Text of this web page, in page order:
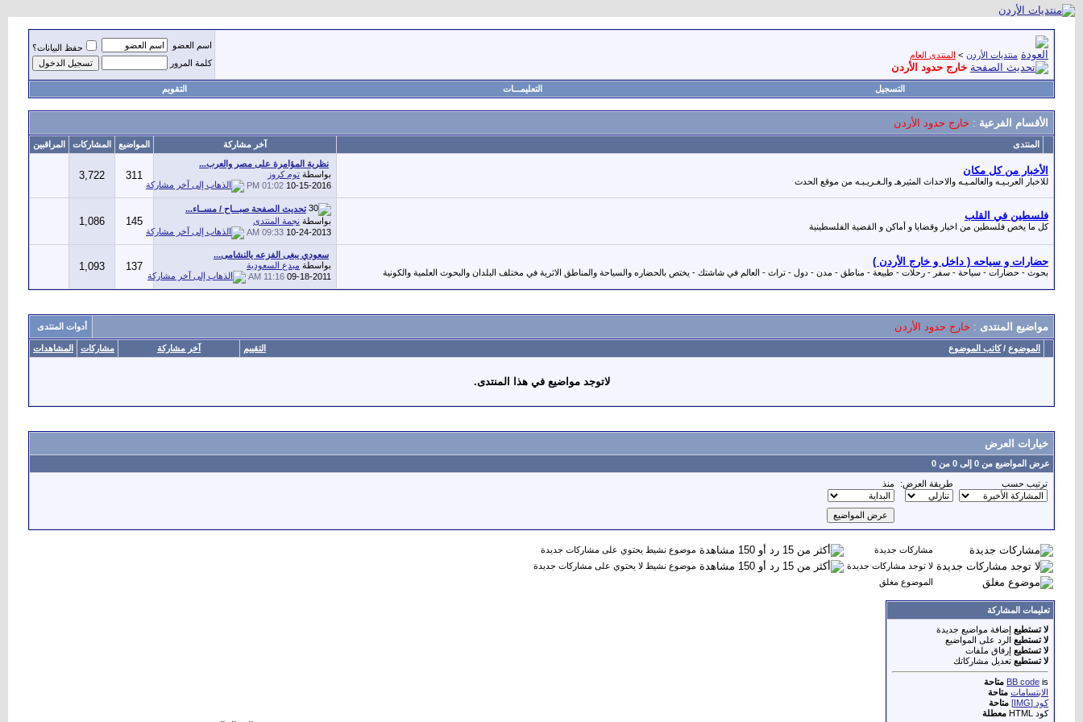
منتديات الأردن > المنتدى العام
خارج حدود الأردن
اسم العضو
حفظ البيانات؟
كلمة المرور
التسجيل التعليمـــات التقويم
الأقسام الفرعية : خارج حدود الأردن
المنتدى آخر مشاركة المواضيع المشاركات المراقبين
الأخبار من كل مكان
للاخبار العربـيـه والعالمـيـه والاحداث المثيرهـ والـغـريـبـه من موقع الحدث
نظرية المؤامرة على مصر والعرب...
بواسطة توم كروز
10-15-2016
01:02 PM
311
3,722
فلسطين في القلب
كل ما يخص فلسطين من اخبار وقضايا و أماكن و القضية الفلسطينية
تحديث الصفحة صبـــاح / مســاء...
بواسطة نجمة المنتدى
10-24-2013
09:33 AM
145
1,086
حضارات و سياحه ( داخل و خارج الأردن )
بحوث - حضارات - سياحة - سفر - رحلات - طبيعة - مناطق - مدن - دول - تراث - العالم في شاشتك - يختص بالحضاره والسياحة والمناطق الاثرية في مختلف البلدان والبحوث العلمية والكونية
سعودي يبغى الفزعه يالنشامى...
بواسطة مبدع السعودية
09-18-2011
11:16 AM
137
1,093
مواضيع المنتدى : خارج حدود الأردن أدوات المنتدى
التقييم الموضوع /كاتب الموضوع آخر مشاركة مشاركات المشاهدات
لاتوجد مواضيع في هذا المنتدى.
خيارات العرض
عرض المواضيع من 0 إلى 0 من 0
ترتيب حسب طريقة العرض: منذ
مشاركات جديدة
موضوع نشيط يحتوي على مشاركات جديدة
لا توجد مشاركات جديدة
موضوع نشيط لا يحتوي على مشاركات جديدة
الموضوع مغلق
تعليمات المشاركة
لا تستطيع إضافة مواضيع جديدة
لا تستطيع الرد على المواضيع
لا تستطيع إرفاق ملفات
لا تستطيع تعديل مشاركاتك
BB code is
متاحة
الابتسامات متاحة
كود [IMG]
متاحة
كود HTML
معطلة